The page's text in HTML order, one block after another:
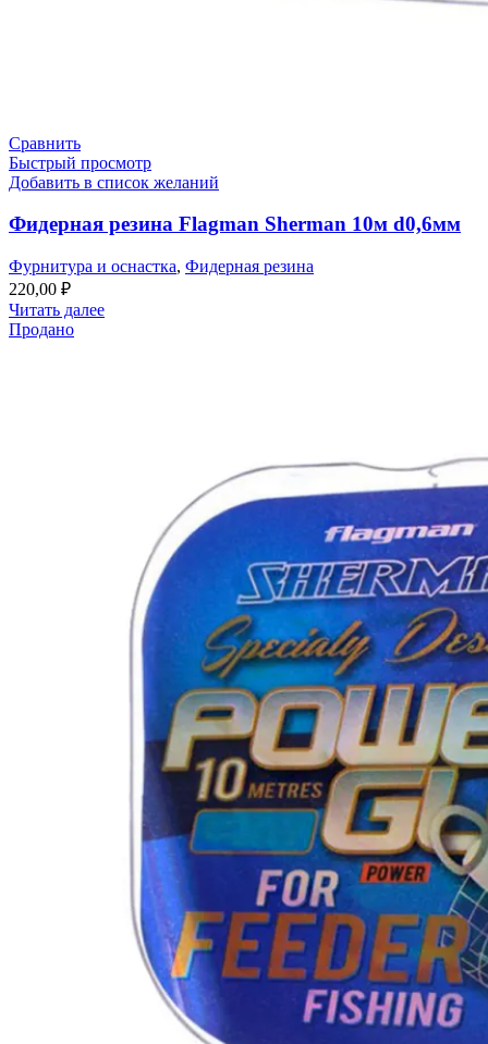
Сравнить
Быстрый просмотр
Добавить в список желаний
Фидерная резина Flagman Sherman 10м d0,6мм
Фурнитура и оснастка, Фидерная резина
220,00 ₽
Читать далее
Продано